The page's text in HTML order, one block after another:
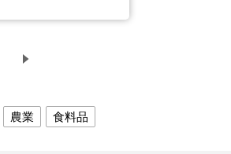
農業 食料品